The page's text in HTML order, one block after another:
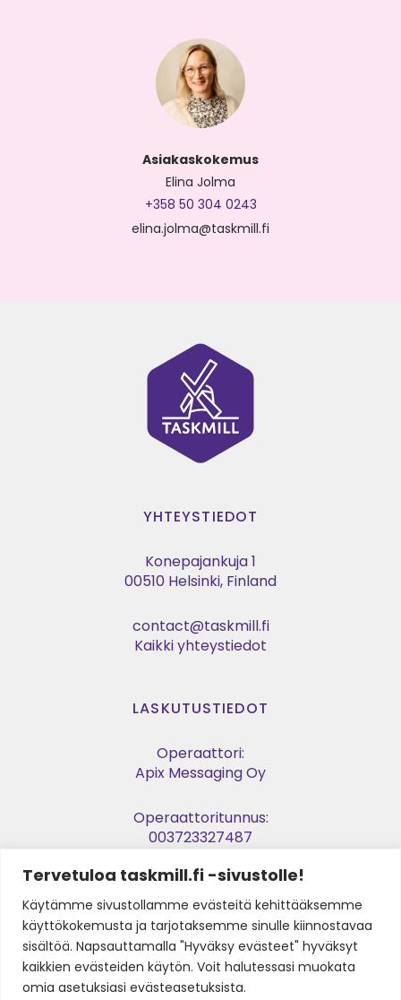
Tervetuloa taskmill.fi -sivustolle!
Käytämme sivustollamme evästeitä kehittääksemme
käyttökokemusta ja tarjotaksemme sinulle kiinnostavaa
sisältöä. Napsauttamalla "Hyväksy evästeet" hyväksyt
kaikkien evästeiden käytön. Voit halutessasi muokata
omia asetuksiasi evästeasetuksista.
Asiakaskokemus
Elina Jolma
+358 50 304 0243
elina.jolma@taskmill.fi
YHTEYSTIEDOT
Konepajankuja 1
00510 Helsinki, Finland
contact@taskmill.fi
Kaikki yhteystiedot
LASKUTUSTIEDOT
Operaattori:
Apix Messaging Oy
Operaattoritunnus:
003723327487
Verkkolaskuosoite:
003729053974
Y-tunnus:
2905397-4